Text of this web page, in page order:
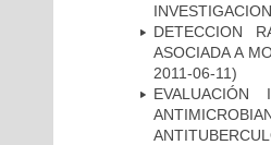
DETECCION
ASOCIADA A
2011-06-11)